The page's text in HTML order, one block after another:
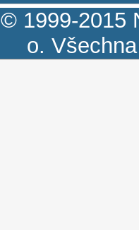
© 1999-2015
o.